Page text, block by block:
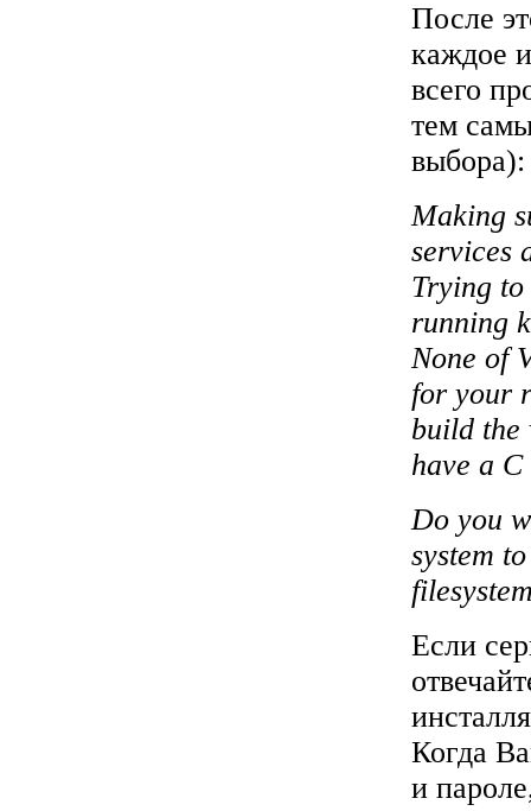
После
каждое
всего
тем
выбора):
Making
services
Trying
running
None of
for your
build the
have a
Do you
system
Если
Когда
и